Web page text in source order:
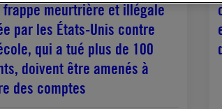
frappe meurtrière et illégale
par les États-Unis contre
qui a tué plus de 100
doivent être amenés à
des comptes